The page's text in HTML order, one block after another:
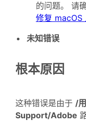
的问题。 请
修复 macOS
未知错误
根本原因
这种错误是由于 /
Support/Adobe